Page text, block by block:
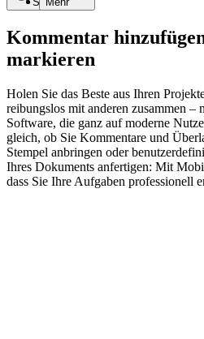
Kommentar
markieren
Holen Sie das Beste aus Ihren
reibungslos mit anderen zusammen
Software, die ganz auf moderne
gleich, ob Sie Kommentare und
Stempel anbringen oder
Ihres Dokuments anfertigen: Mit
dass Sie Ihre Aufgaben professionell